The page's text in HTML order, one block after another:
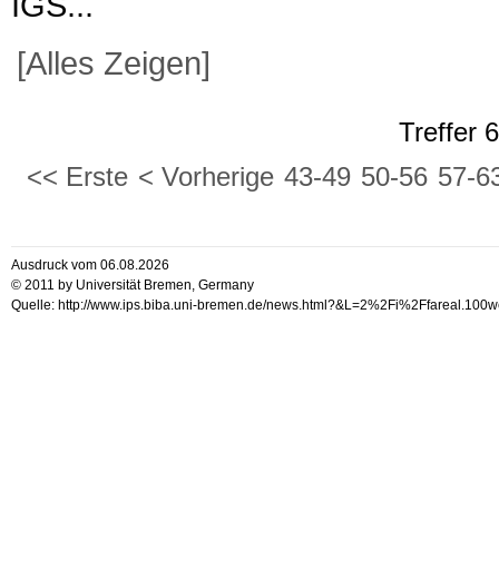
[Alles Zeigen]
Treffer
<< Erste < Vorherige 43-49 50-56 57-
Ausdruck vom 06.08.2026
© 2011 by Universität Bremen, Germany
Quelle: http://www.ips.biba.uni-bremen.de/